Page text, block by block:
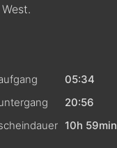
05:34
20:56
10h 59min